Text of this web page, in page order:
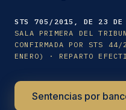
STS 705/2015, DE 23 DE
SALA PRIMERA DEL
CONFIRMADA POR STS
ENERO) · REPARTO
Sentencias por